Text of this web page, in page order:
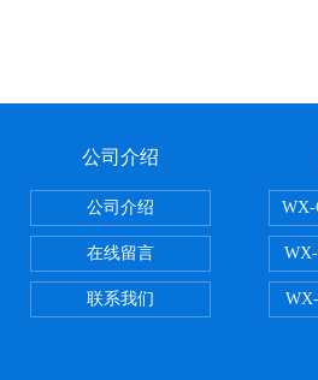
公司介绍
公司介绍
在线留言
联系我们
WX-